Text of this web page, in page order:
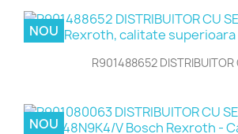
R901488652 DISTRIBUITOR
NOU
NOU